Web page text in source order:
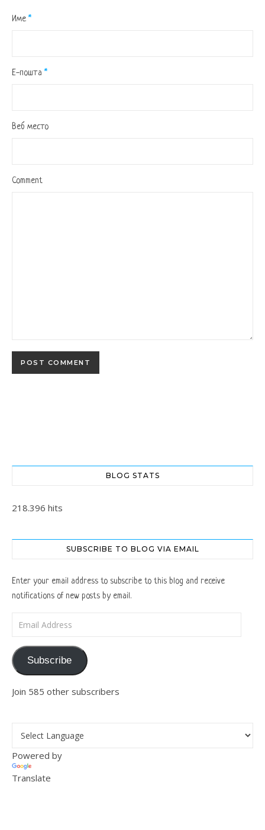
Име *
Е-пошта *
Веб место
Comment
BLOG STATS
218.396 hits
SUBSCRIBE TO BLOG VIA EMAIL
Enter your email address to subscribe to this blog and receive
notifications of new posts by email.
Subscribe
Join 585 other subscribers
Powered by
Translate